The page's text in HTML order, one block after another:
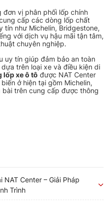
đơn vị phân phối lốp chính
cấp các dòng lốp chất
tín như Michelin, Bridgestone,
với dịch vụ hậu mãi tận tâm,
chuyên nghiệp.
uy tín giúp đảm bảo an toàn
trên loại xe và điều kiện di
lốp xe ô tô được NAT Center
ở hiện tại gồm Michelin,
bài trên cung cấp được thông
NAT Center – Giải Pháp
Trình